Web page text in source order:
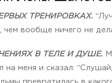
ТРЕНИРОВКАХ.
чем вообще ничего не
В ТЕЛЕ И ДУШЕ.
на меня и сказал: